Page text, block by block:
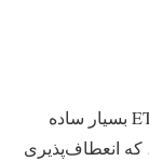
سرمایه‌گذاری در ETF بسیار ساده
انعطاف‌پذیری